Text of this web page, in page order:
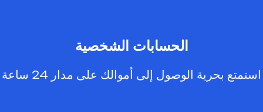
الحسابات الشخصية
استمتع بحرية الوصول إلى أموالك على مدار 24 ساعة